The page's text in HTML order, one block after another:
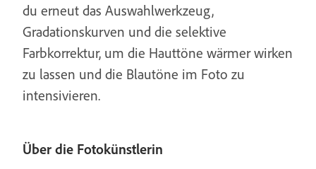
du erneut das Auswahlwerkzeug,
Gradationskurven und die selektive
Farbkorrektur, um die Hauttöne wärmer wirken
zu lassen und die Blautöne im Foto zu
intensivieren.
Über die Fotokünstlerin